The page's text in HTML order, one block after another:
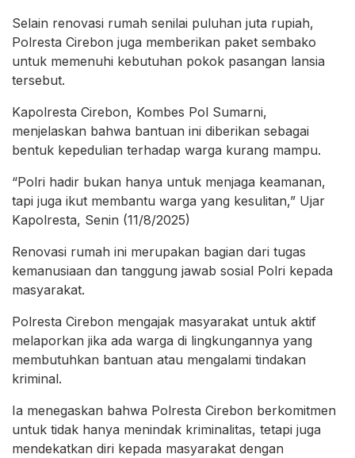
Selain renovasi rumah senilai puluhan juta rupiah,
Polresta Cirebon juga memberikan paket sembako
untuk memenuhi kebutuhan pokok pasangan lansia
tersebut.
Kapolresta Cirebon, Kombes Pol Sumarni,
menjelaskan bahwa bantuan ini diberikan sebagai
bentuk kepedulian terhadap warga kurang mampu.
“Polri hadir bukan hanya untuk menjaga keamanan,
tapi juga ikut membantu warga yang kesulitan,” Ujar
Kapolresta, Senin (11/8/2025)
Renovasi rumah ini merupakan bagian dari tugas
kemanusiaan dan tanggung jawab sosial Polri kepada
masyarakat.
Polresta Cirebon mengajak masyarakat untuk aktif
melaporkan jika ada warga di lingkungannya yang
membutuhkan bantuan atau mengalami tindakan
kriminal.
Ia menegaskan bahwa Polresta Cirebon berkomitmen
untuk tidak hanya menindak kriminalitas, tetapi juga
mendekatkan diri kepada masyarakat dengan